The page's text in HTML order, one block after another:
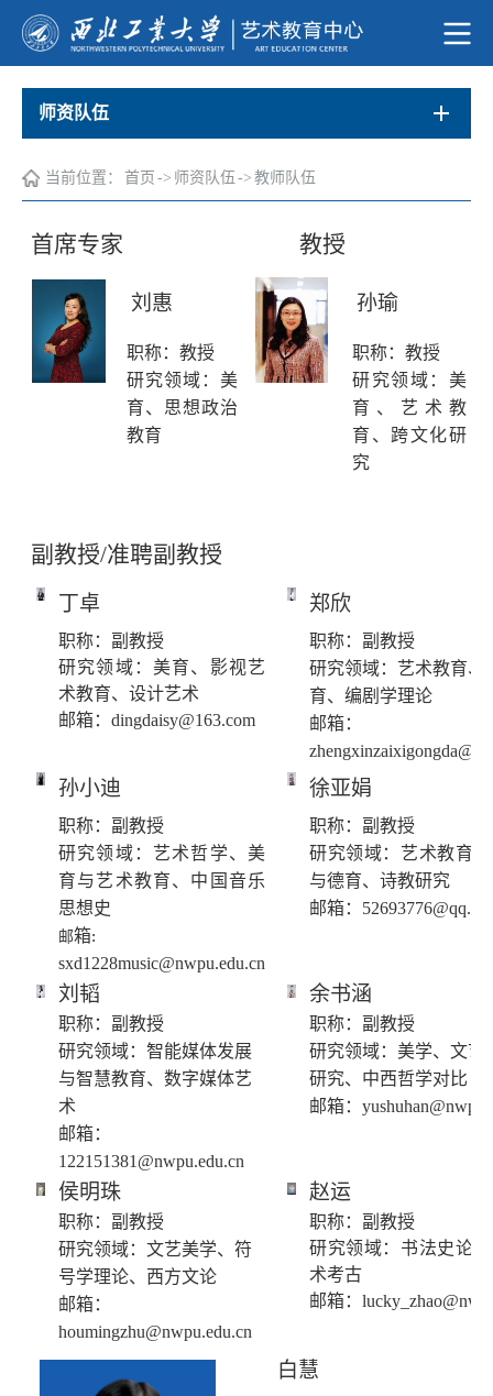
师资队伍
当前位置： 首页 -> 师资队伍 -> 教师队伍
首席专家 教授
刘惠 孙瑜
职称：教授
研究领域：美
育、思想政治
教育
职称：教授
研究领域：美
育、艺术教
育、跨文化研
究
副教授/准聘副教授
丁卓 郑欣
职称：副教授
研究领域：美育、影视艺
术教育、设计艺术
邮箱： dingdaisy@163.com
职称：副教授
研究领域：艺术教育、
育、编剧学理论
邮箱：
孙小迪 徐亚娟
职称：副教授
研究领域：艺术哲学、美
育与艺术教育、中国音乐
思想史
邮箱:
sxd1228music@nwpu.edu.cn
职称：副教授
研究领域：艺术教育
与德育、诗教研究
邮箱：
刘韬 余书涵
职称：副教授
研究领域：智能媒体发展
与智慧教育、数字媒体艺
术
邮箱：
122151381@nwpu.edu.cn
职称：副教授
研究领域：美学、文艺
研究、中西哲学对比
邮箱：
侯明珠 赵运
职称：副教授
研究领域：文艺美学、符
号学理论、西方文论
邮箱：
houmingzhu@nwpu.edu.cn
职称：副教授
研究领域：书法史论
术考古
邮箱：
白慧